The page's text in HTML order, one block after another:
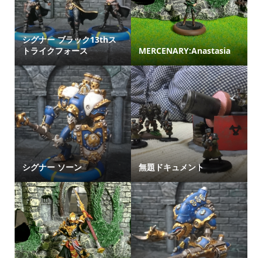
シグナー ブラック13thス
トライクフォース
MERCENARY:Anastasia
シグナー ソーン 無題ドキュメント